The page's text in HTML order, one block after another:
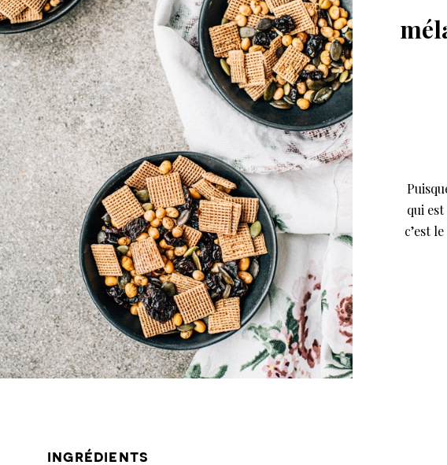
qui
c’est
ingrédients